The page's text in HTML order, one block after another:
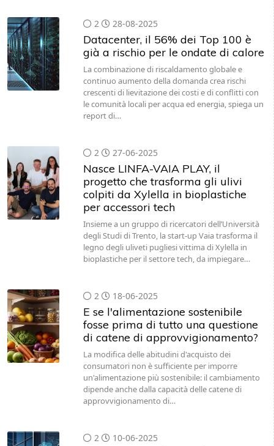
2 28-08-2025
Datacenter, il 56% dei Top 100 è
già a rischio per le ondate di calore
La combinazione di riscaldamento globale e
continuo aumento della domanda crea rischi
crescenti di lievitazione dei costi e di conflitti con
le comunità locali per acqua ed energia, spiega un
report di…
2 27-06-2025
Nasce LINFA-VAIA PLAY, il
progetto che trasforma gli ulivi
colpiti da Xylella in bioplastiche
per accessori tech
Insieme a un gruppo di ricercatori dell’Università
degli Studi di Trento, la start-up Vaia trasforma il
legno degli uliveti pugliesi vittima di Xylella in
bioplastiche per il settore tech, da impiegare…
2 18-06-2025
E se l'alimentazione sostenibile
fosse prima di tutto una questione
di catene di approvvigionamento?
La modifica delle abitudini d'acquisto dei
consumatori non è sufficiente per imporre
un'alimentazione più sostenibile: il cambiamento
dipende anche dalla capacità delle catene di
approvvigionamento di…
2 10-06-2025